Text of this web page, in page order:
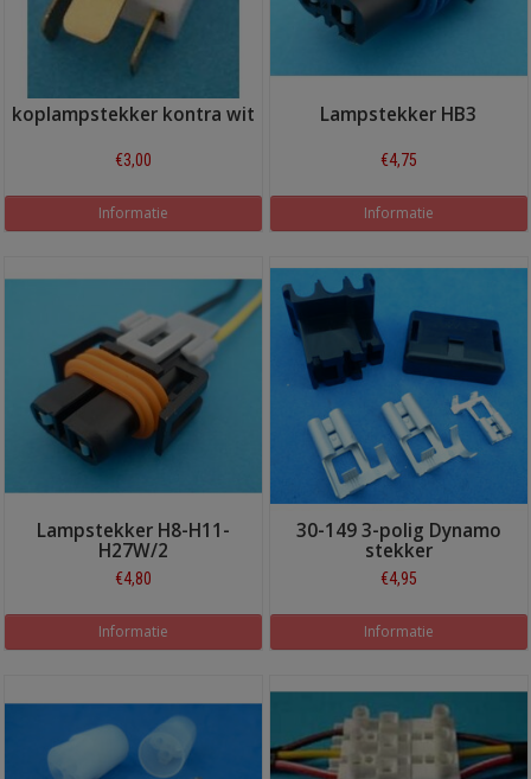
koplampstekker kontra wit
€3,00
Informatie
Lampstekker HB3
€4,75
Informatie
Lampstekker H8-H11-
H27W/2
€4,80
Informatie
30-149 3-polig Dynamo
stekker
€4,95
Informatie